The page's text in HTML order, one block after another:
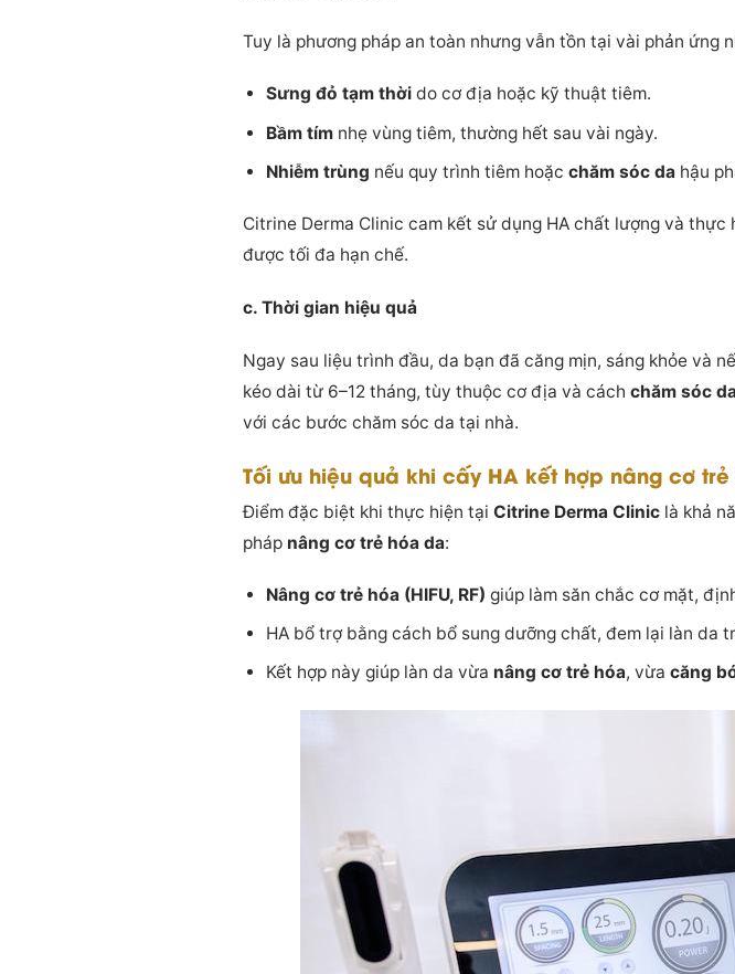
Tuy là phương pháp an toàn nhưng vẫn tồn tại vài phản ứng
Sưng đỏ tạm thờido cơ địa hoặc kỹ thuật tiêm.
Bầm tímnhẹ vùng tiêm, thường hết sau vài ngày.
Nhiễm trùng nếu quy trình tiêm hoặc chăm sóc da hậu
Citrine Derma Clinic cam kết sử dụng HA chất lượng và thực
được tối đa hạn chế.
c. Thời gian hiệu quả
Ngay sau liệu trình đầu, da bạn đã căng mịn, sáng khỏe và
kéo dài từ 6–12 tháng, tùy thuộc cơ địa và cáchchăm sóc da
với các bước chăm sóc da tại nhà.
Tối ưu hiệu quả khi cấy HA kết hợp nâng cơ
Điểm đặc biệt khi thực hiện tạiCitrine Derma Clinic là khả
pháp nâng cơ trẻ hóa da:
Nâng cơ trẻ hóa (HIFU, RF) giúp làm săn chắc cơ mặt,
HA bổ trợ bằng cách bổ sung dưỡng chất, đem lại làn da
Kết hợp này giúp làn da vừa nâng cơ trẻ hóa, vừa căng